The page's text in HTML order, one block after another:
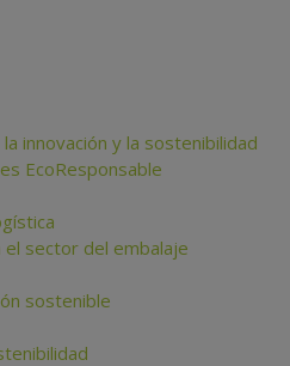
innovación y la sostenibilidad
EcoResponsable
sector del embalaje
sostenible